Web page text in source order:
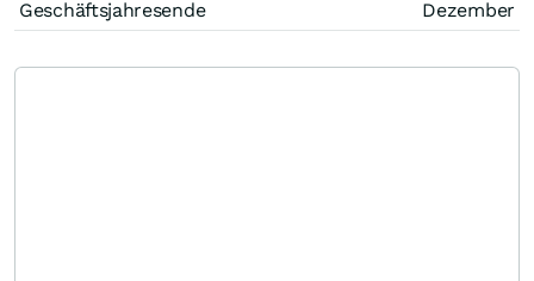
Geschäftsjahresende
Dezember